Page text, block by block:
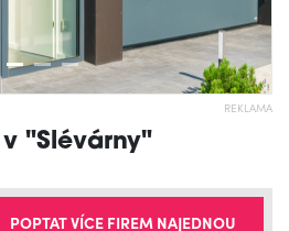
REKLAMA
v "Slévárny"
POPTAT VÍCE FIREM NAJEDNOU